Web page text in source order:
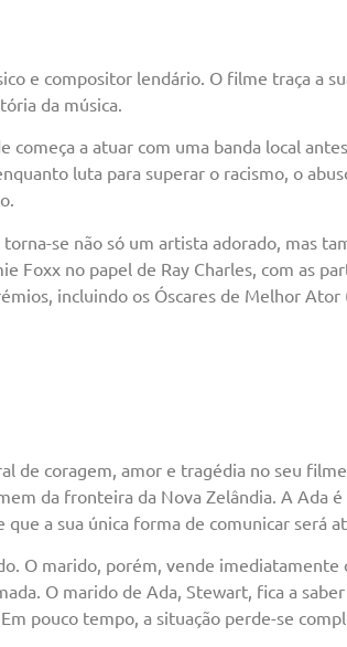
e compositor lendário. O filme traça a
da música.
a atuar com uma banda local
luta para superar o racismo, o
se não só um artista adorado, mas
Foxx no papel de Ray Charles, com as
incluindo os Óscares de Melhor
de coragem, amor e tragédia no seu
da fronteira da Nova Zelândia. A Ada
a sua única forma de comunicar será
O marido, porém, vende
O marido de Ada, Stewart, fica a
pouco tempo, a situação perde-se